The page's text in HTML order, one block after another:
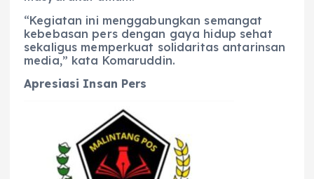
“Kegiatan ini menggabungkan semangat
kebebasan pers dengan gaya hidup sehat
sekaligus memperkuat solidaritas antarinsan
media,” kata Komaruddin.
Apresiasi Insan Pers